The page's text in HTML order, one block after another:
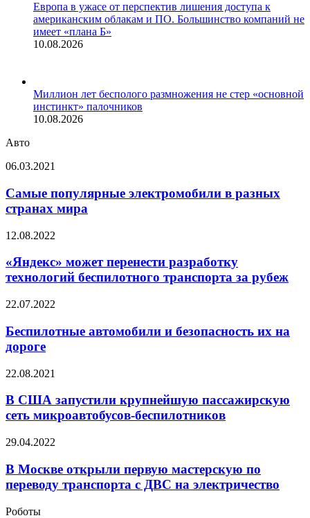
Европа в ужасе от перспектив лишения доступа к
американским облакам и ПО. Большинство компаний не
имеет «плана Б»
10.08.2026
Миллион лет бесполого размножения не стер «основной
инстинкт» палочников
10.08.2026
Авто
Самые
электромобили
в
разных
мира
06.03.2021
Самые популярные электромобили в разных
странах мира
«Яндекс»
перенести
разработку
технологий
транспорта
рубеж
12.08.2022
«Яндекс» может перенести разработку
технологий беспилотного транспорта за рубеж
Беспилотные
и
безопасность
их
дороге
22.07.2022
Беспилотные автомобили и безопасность их на
дороге
В
запустили
пассажирскую
микроавтобусов-
22.08.2021
В США запустили крупнейшую пассажирскую
сеть микроавтобусов-беспилотников
В
открыли
первую
мастерскую
29.04.2022
В Москве открыли первую мастерскую по
переводу транспорта с ДВС на электричество
Роботы